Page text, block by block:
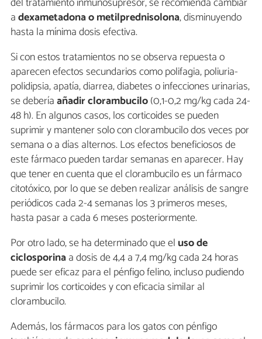
adexametadona o metilprednisolona, disminuyendo
hasta la mínima dosis efectiva.
Si con estos tratamientos no se observa repuesta o
aparecen efectos secundarios como polifagia, poliuria-
polidipsia, apatía, diarrea, diabetes o infecciones urinarias,
se deberíaañadir clorambucilo(0,1-0,2 mg/kg cada 24-
48 h). En algunos casos, los corticoides se pueden
suprimir y mantener solo con clorambucilo dos veces por
semana o a días alternos. Los efectos beneficiosos de
este fármaco pueden tardar semanas en aparecer. Hay
que tener en cuenta que el clorambucilo es un fármaco
citotóxico, por lo que se deben realizar análisis de sangre
periódicos cada 2-4 semanas los 3 primeros meses,
hasta pasar a cada 6 meses posteriormente.
Por otro lado, se ha determinado que el uso de
ciclosporinaa dosis de 4,4 a 7,4 mg/kg cada 24 horas
puede ser eficaz para el pénfigo felino, incluso pudiendo
suprimir los corticoides y con eficacia similar al
clorambucilo.
Además, los fármacos para los gatos con pénfigo